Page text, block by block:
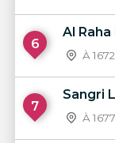
6
Al
À
7
Sangri
À